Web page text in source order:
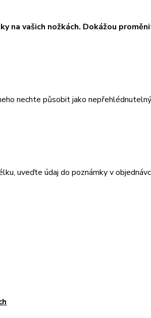
na vašich nožkách. Dokážou
nechte působit jako
uveďte údaj do poznámky v